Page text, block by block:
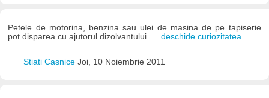
Petele de motorina, benzina sau ulei de masina de pe tapiserie
pot disparea cu ajutorul dizolvantului. ... deschide curiozitatea
Stiati Casnice Joi, 10 Noiembrie 2011